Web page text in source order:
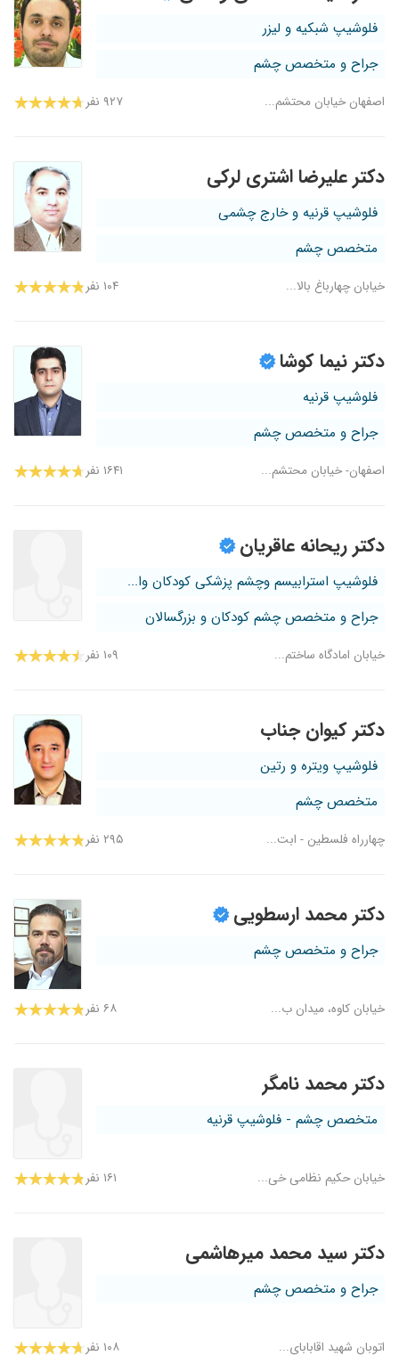
فلوشیپ شبکیه و لیزر
جراح و متخصص چشم
اصفهان خیابان محتشم... ۹۲۷ نفر
دکتر علیرضا اشتری لرکی
فلوشیپ قرنیه و خارج چشمی
متخصص چشم
خیابان چهارباغ بالا... ۱۰۴ نفر
دکتر نیما کوشا
فلوشیپ قرنیه
جراح و متخصص چشم
اصفهان- خیابان محتشم... ۱۶۴۱ نفر
دکتر ریحانه عاقریان
فلوشیپ استرابیسم وچشم پزشکی کودکان وا...
جراح و متخصص چشم کودکان و بزرگسالان
خیابان امادگاه ساختم... ۱۰۹ نفر
دکتر کیوان جناب
فلوشیپ ویتره و رتین
متخصص چشم
چهارراه فلسطین - ابت... ۲۹۵ نفر
دکتر محمد ارسطویی
جراح و متخصص چشم
خیابان کاوه، میدان ب... ۶۸ نفر
دکتر محمد نامگر
متخصص چشم - فلوشیپ قرنیه
خیابان حکیم نظامی خی... ۱۶۱ نفر
دکتر سید محمد میرهاشمی
جراح و متخصص چشم
اتوبان شهید اقابابای... ۱۰۸ نفر